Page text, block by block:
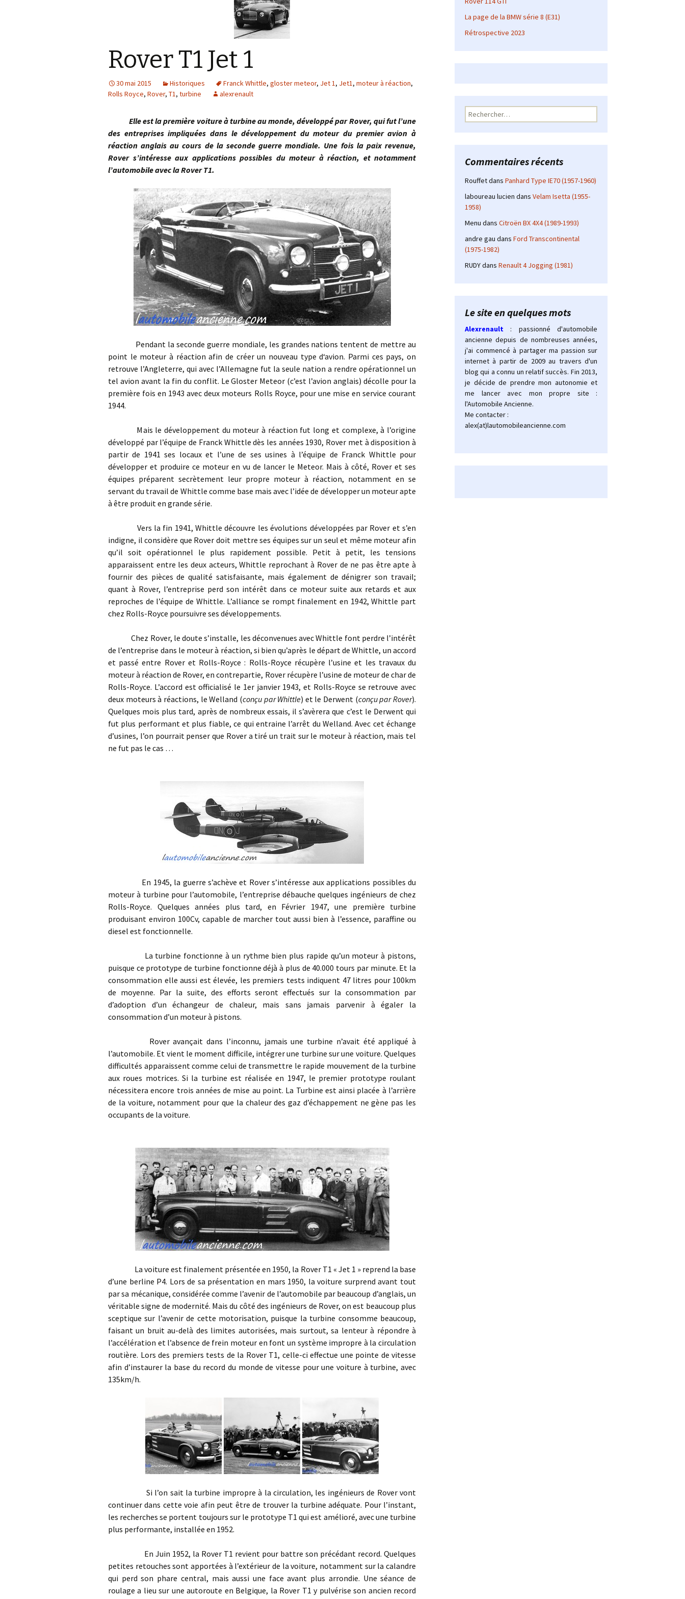
Rover T1 Jet 1
30 mai 2015 Historiques Franck Whittle, gloster meteor, Jet 1, Jet1, moteur à réaction,
Rolls Royce, Rover, T1, turbine alexrenault
Elle est la première voiture à turbine au monde, développé par Rover, qui fut l’une
des entreprises impliquées dans le développement du moteur du premier avion à
réaction anglais au cours de la seconde guerre mondiale. Une fois la paix revenue,
Rover s’intéresse aux applications possibles du moteur à réaction, et notamment
l’automobile avec la Rover T1.
Pendant la seconde guerre mondiale, les grandes nations tentent de mettre au
point le moteur à réaction afin de créer un nouveau type d‘avion. Parmi ces pays, on
retrouve l’Angleterre, qui avec l’Allemagne fut la seule nation a rendre opérationnel un
tel avion avant la fin du conflit. Le Gloster Meteor (c’est l’avion anglais) décolle pour la
première fois en 1943 avec deux moteurs Rolls Royce, pour une mise en service courant
1944.
Mais le développement du moteur à réaction fut long et complexe, à l’origine
développé par l’équipe de Franck Whittle dès les années 1930, Rover met à disposition à
partir de 1941 ses locaux et l’une de ses usines à l’équipe de Franck Whittle pour
développer et produire ce moteur en vu de lancer le Meteor. Mais à côté, Rover et ses
équipes préparent secrètement leur propre moteur à réaction, notamment en se
servant du travail de Whittle comme base mais avec l’idée de développer un moteur apte
à être produit en grande série.
Vers la fin 1941, Whittle découvre les évolutions développées par Rover et s’en
indigne, il considère que Rover doit mettre ses équipes sur un seul et même moteur afin
qu’il soit opérationnel le plus rapidement possible. Petit à petit, les tensions
apparaissent entre les deux acteurs, Whittle reprochant à Rover de ne pas être apte à
fournir des pièces de qualité satisfaisante, mais également de dénigrer son travail;
quant à Rover, l’entreprise perd son intérêt dans ce moteur suite aux retards et aux
reproches de l’équipe de Whittle. L’alliance se rompt finalement en 1942, Whittle part
chez Rolls-Royce poursuivre ses développements.
Chez Rover, le doute s’installe, les déconvenues avec Whittle font perdre l’intérêt
de l’entreprise dans le moteur à réaction, si bien qu’après le départ de Whittle, un accord
et passé entre Rover et Rolls-Royce : Rolls-Royce récupère l’usine et les travaux du
moteur à réaction de Rover, en contrepartie, Rover récupère l’usine de moteur de char de
Rolls-Royce. L’accord est officialisé le 1er janvier 1943, et Rolls-Royce se retrouve avec
deux moteurs à réactions, le Welland (conçu par Whittle) et le Derwent (conçu par Rover).
Quelques mois plus tard, après de nombreux essais, il s’avèrera que c’est le Derwent qui
fut plus performant et plus fiable, ce qui entraine l’arrêt du Welland. Avec cet échange
d’usines, l’on pourrait penser que Rover a tiré un trait sur le moteur à réaction, mais tel
ne fut pas le cas …
En 1945, la guerre s’achève et Rover s’intéresse aux applications possibles du
moteur à turbine pour l’automobile, l’entreprise débauche quelques ingénieurs de chez
Rolls-Royce. Quelques années plus tard, en Février 1947, une première turbine
produisant environ 100Cv, capable de marcher tout aussi bien à l’essence, paraffine ou
diesel est fonctionnelle.
La turbine fonctionne à un rythme bien plus rapide qu’un moteur à pistons,
puisque ce prototype de turbine fonctionne déjà à plus de 40.000 tours par minute. Et la
consommation elle aussi est élevée, les premiers tests indiquent 47 litres pour 100km
de moyenne. Par la suite, des efforts seront effectués sur la consommation par
d’adoption d’un échangeur de chaleur, mais sans jamais parvenir à égaler la
consommation d’un moteur à pistons.
Rover avançait dans l’inconnu, jamais une turbine n’avait été appliqué à
l’automobile. Et vient le moment difficile, intégrer une turbine sur une voiture. Quelques
difficultés apparaissent comme celui de transmettre le rapide mouvement de la turbine
aux roues motrices. Si la turbine est réalisée en 1947, le premier prototype roulant
nécessitera encore trois années de mise au point. La Turbine est ainsi placée à l’arrière
de la voiture, notamment pour que la chaleur des gaz d’échappement ne gène pas les
occupants de la voiture.
La voiture est finalement présentée en 1950, la Rover T1 « Jet 1 » reprend la base
d’une berline P4. Lors de sa présentation en mars 1950, la voiture surprend avant tout
par sa mécanique, considérée comme l’avenir de l’automobile par beaucoup d’anglais, un
véritable signe de modernité. Mais du côté des ingénieurs de Rover, on est beaucoup plus
sceptique sur l’avenir de cette motorisation, puisque la turbine consomme beaucoup,
faisant un bruit au-delà des limites autorisées, mais surtout, sa lenteur à répondre à
l’accélération et l’absence de frein moteur en font un système impropre à la circulation
routière. Lors des premiers tests de la Rover T1, celle-ci effectue une pointe de vitesse
afin d’instaurer la base du record du monde de vitesse pour une voiture à turbine, avec
135km/h.
Si l’on sait la turbine impropre à la circulation, les ingénieurs de Rover vont
continuer dans cette voie afin peut être de trouver la turbine adéquate. Pour l’instant,
les recherches se portent toujours sur le prototype T1 qui est amélioré, avec une turbine
plus performante, installée en 1952.
En Juin 1952, la Rover T1 revient pour battre son précédant record. Quelques
petites retouches sont apportées à l’extérieur de la voiture, notamment sur la calandre
qui perd son phare central, mais aussi une face avant plus arrondie. Une séance de
roulage a lieu sur une autoroute en Belgique, la Rover T1 y pulvérise son ancien record
La page de la BMW série 8 (E31)
Rétrospective 2023
Rechercher :
Commentaires récents
Rouffetdans Panhard Type IE70 (1957-1960)
laboureau lucien dans Velam Isetta (1955-
1958)
Menu dans Citroën BX 4X4 (1989-1993)
andre gau dans Ford Transcontinental
(1975-1982)
RUDYdans Renault 4 Jogging (1981)
Le site en quelques mots
Alexrenault
: passionné d'automobile
ancienne depuis de nombreuses années,
j'ai commencé à partager ma passion sur
internet à partir de 2009 au travers d'un
blog qui a connu un relatif succès. Fin 2013,
je décide de prendre mon autonomie et
me lancer avec mon propre site :
l'Automobile Ancienne.
Me contacter :
alex(at)lautomobileancienne.com